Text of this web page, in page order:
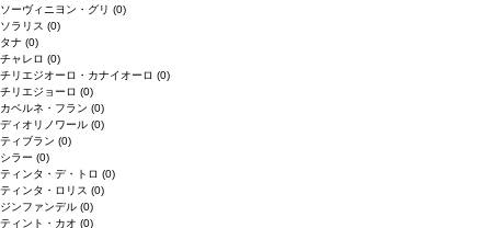
ソーヴィニヨン・グリ (0)
ソラリス (0)
タナ (0)
チャレロ (0)
チリエジオーロ・カナイオーロ (0)
チリエジョーロ (0)
カベルネ・フラン (0)
ディオリノワール (0)
ティブラン (0)
シラー (0)
ティンタ・デ・トロ (0)
ティンタ・ロリス (0)
ジンファンデル (0)
ティント・カオ (0)